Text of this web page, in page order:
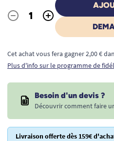
Quantité
- +
Cet achat vous fera gagner 2,00 €
Plus d'info sur le programme de
Besoin d'un devis ?
Découvrir comment faire
Livraison offerte dès 159€